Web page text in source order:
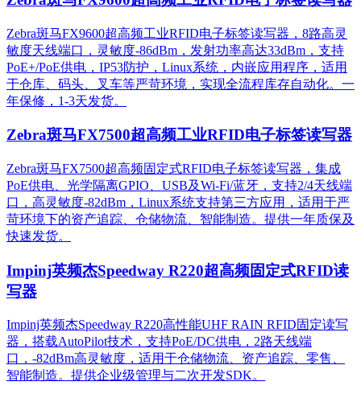
Zebra斑马FX9600超高频工业RFID电子标签读写器，8路高灵
敏度天线端口，灵敏度-86dBm，发射功率高达33dBm，支持
PoE+/PoE供电，IP53防护，Linux系统，内嵌应用程序，适用
于仓库、码头、叉车等严苛环境，实现全流程库存自动化。一
年保修，1-3天发货。
Zebra斑马FX7500超高频工业RFID电子标签读写器
Zebra斑马FX7500超高频固定式RFID电子标签读写器，集成
PoE供电、光学隔离GPIO、USB及Wi-Fi/蓝牙，支持2/4天线端
口，高灵敏度-82dBm，Linux系统支持第三方应用，适用于严
苛环境下的资产追踪、仓储物流、智能制造。提供一年质保及
快速发货。
Impinj英频杰Speedway R220超高频固定式RFID读
写器
Impinj英频杰Speedway R220高性能UHF RAIN RFID固定读写
器，搭载AutoPilot技术，支持PoE/DC供电，2路天线端
口，-82dBm高灵敏度，适用于仓储物流、资产追踪、零售、
智能制造。提供企业级管理与二次开发SDK。